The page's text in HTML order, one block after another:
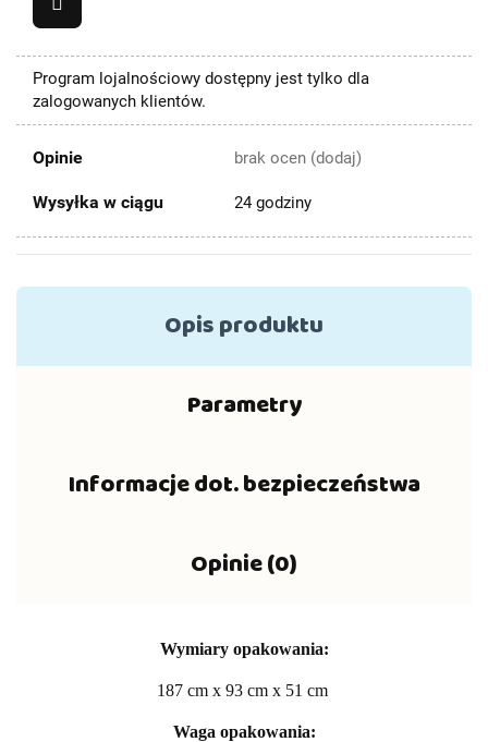
Program lojalnościowy dostępny jest tylko dla
zalogowanych klientów.
Opinie brak ocen (dodaj)
Wysyłka w ciągu 24 godziny
Opis produktu
Parametry
Informacje dot. bezpieczeństwa
Opinie (0)
Wymiary opakowania:
187 cm x 93 cm x 51 cm
Waga opakowania: